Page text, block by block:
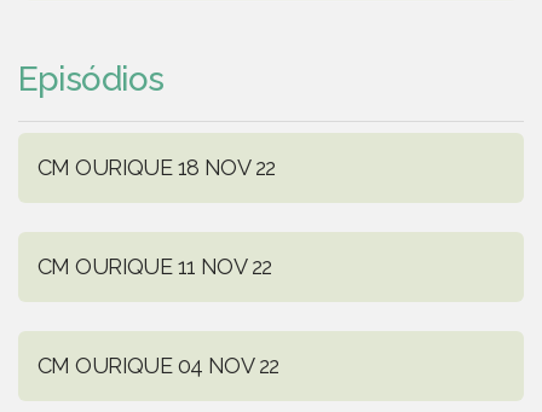
Episódios
CM OURIQUE 18 NOV 22
CM OURIQUE 11 NOV 22
CM OURIQUE 04 NOV 22